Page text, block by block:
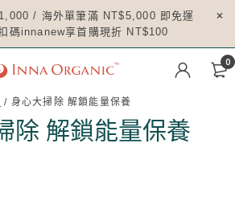
/ 海外單筆滿 NT$5,000 即免運
碼innanew享首購現折 NT$100
0
/ 身心大掃除 解鎖能量保養
除 解鎖能量保養